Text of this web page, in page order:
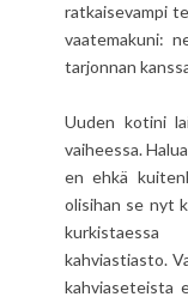
ratkaisevampi
vaatemakuni:
tarjonnan
Uuden kotini
vaiheessa.
en ehkä
olisihan se nyt
kahviastiasto.
kahviaseteista